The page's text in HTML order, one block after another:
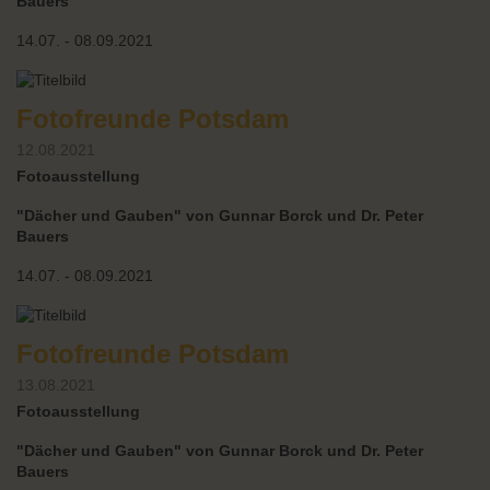
14.07. - 08.09.2021
Fotofreunde Potsdam
12.08.2021
Fotoausstellung
"Dächer und Gauben" von Gunnar Borck und Dr. Peter
Bauers
14.07. - 08.09.2021
Fotofreunde Potsdam
13.08.2021
Fotoausstellung
"Dächer und Gauben" von Gunnar Borck und Dr. Peter
Bauers